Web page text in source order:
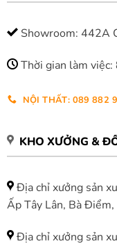
Showroom: 442A
Thời gian làm việc:
NỘI THẤT: 089 882
KHO XƯỞNG &
Địa chỉ xưởng sản
Ấp Tây Lân, Bà
Địa chỉ xưởng sản